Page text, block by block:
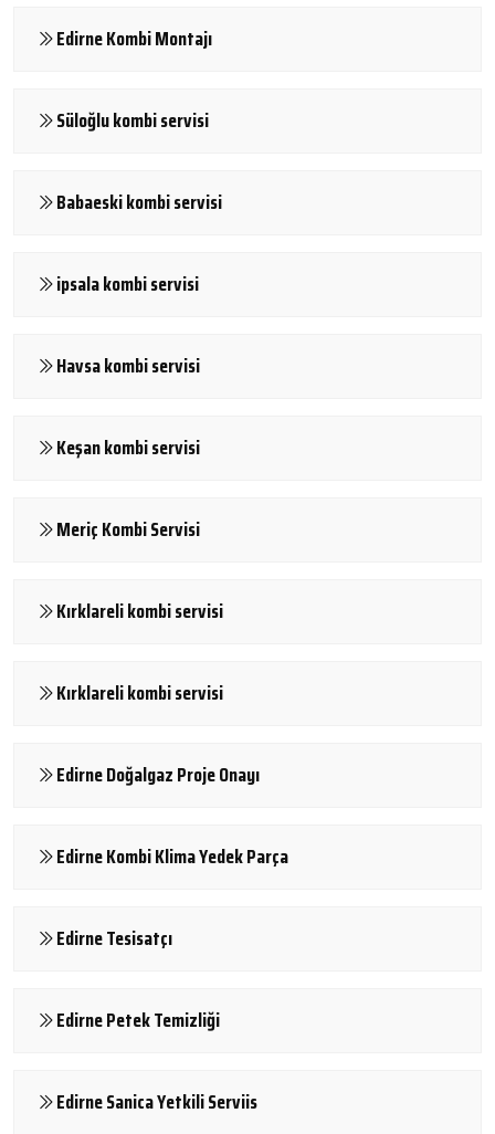
Edirne Kombi Montajı
Süloğlu kombi servisi
Babaeski kombi servisi
ipsala kombi servisi
Havsa kombi servisi
Keşan kombi servisi
Meriç Kombi Servisi
Kırklareli kombi servisi
Kırklareli kombi servisi
Edirne Doğalgaz Proje Onayı
Edirne Kombi Klima Yedek Parça
Edirne Tesisatçı
Edirne Petek Temizliği
Edirne Sanica Yetkili Serviis